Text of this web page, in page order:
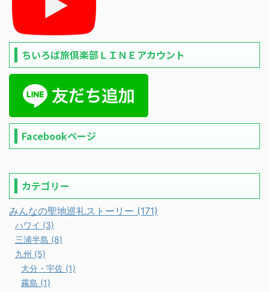
ちいろば旅倶楽部ＬＩＮＥアカウント
Facebookページ
カテゴリー
みんなの聖地巡礼ストーリー (171)
ハワイ (3)
三浦半島 (8)
九州 (5)
大分・宇佐 (1)
霧島 (1)